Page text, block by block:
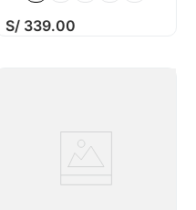
S/ 339.00